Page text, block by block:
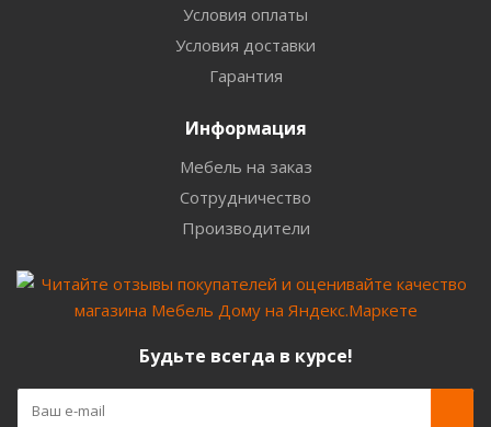
Условия оплаты
Условия доставки
Гарантия
Информация
Мебель на заказ
Сотрудничество
Производители
Будьте всегда в курсе!